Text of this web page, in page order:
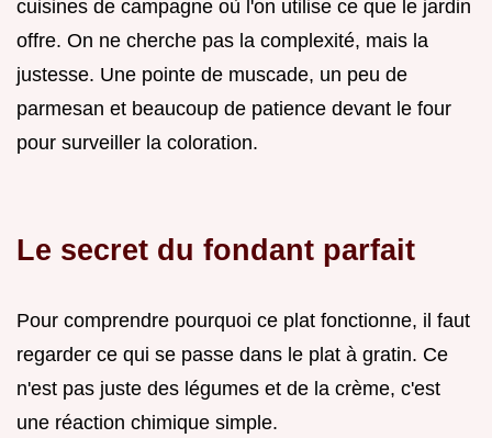
cuisines de campagne où l'on utilise ce que le jardin
offre. On ne cherche pas la complexité, mais la
justesse. Une pointe de muscade, un peu de
parmesan et beaucoup de patience devant le four
pour surveiller la coloration.
Le secret du fondant parfait
Pour comprendre pourquoi ce plat fonctionne, il faut
regarder ce qui se passe dans le plat à gratin. Ce
n'est pas juste des légumes et de la crème, c'est
une réaction chimique simple.